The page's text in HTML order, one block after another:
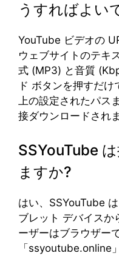
うすればよい
YouTube ビデオの
ウェブサイトのテキ
式 (MP3) と音質
ド ボタンを押すだ
上の設定されたパス
接ダウンロードされま
SSYouTube
ますか?
はい、SSYouTube
ブレット デバイスか
ーザーはブラウザー
「ssyoutube.online